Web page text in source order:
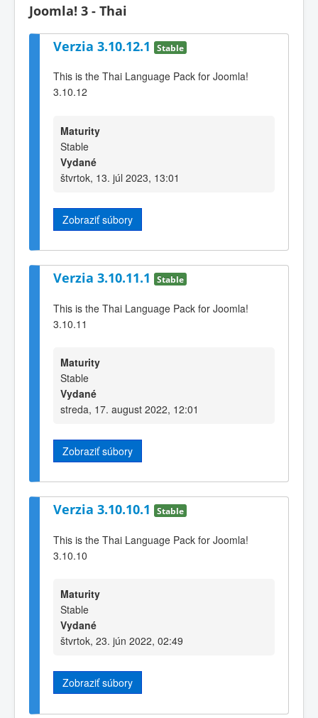
Joomla! 3 - Thai
Verzia 3.10.12.1 Stable
This is the Thai Language Pack for Joomla!
3.10.12
Maturity
Stable
Vydané
štvrtok, 13. júl 2023, 13:01
Zobraziť súbory
Verzia 3.10.11.1 Stable
This is the Thai Language Pack for Joomla!
3.10.11
Maturity
Stable
Vydané
streda, 17. august 2022, 12:01
Zobraziť súbory
Verzia 3.10.10.1 Stable
This is the Thai Language Pack for Joomla!
3.10.10
Maturity
Stable
Vydané
štvrtok, 23. jún 2022, 02:49
Zobraziť súbory